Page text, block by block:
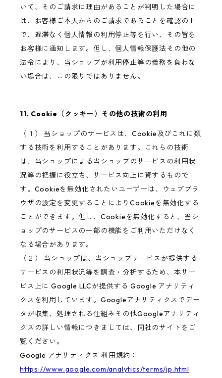
いて、そのご請求に理由があることが判明した場合に
は、お客様ご本人からのご請求であることを確認の上
で、遅滞なく個人情報の利用停止等を行い、その旨を
お客様に通知します。但し、個人情報保護法その他の
法令により、当ショップが利用停止等の義務を負わな
い場合は、この限りではありません。
11. Cookie（クッキー）その他の技術の利用
（１） 当ショップのサービスは、Cookie及びこれに類
する技術を利用することがあります。これらの技術
は、当ショップによる当ショップのサービスの利用状
況等の把握に役立ち、サービス向上に資するもので
す。Cookieを無効化されたいユーザーは、ウェブブラ
ウザの設定を変更することによりCookieを無効化する
ことができます。但し、Cookieを無効化すると、当シ
ョップのサービスの一部の機能をご利用いただけなく
なる場合があります。
（２） 当ショップは、当ショップサービスが提供する
サービスの利用状況等を調査・分析するため、本サー
ビス上に Google LLCが提供する Google アナリティ
クスを利用しています。Googleアナリティクスでデー
タが収集、処理される仕組みその他Googleアナリティ
クスの詳しい情報につきましては、同社のサイトをご
覧ください。
Google アナリティクス 利用規約：
https://www.google.com/analytics/terms/jp.html